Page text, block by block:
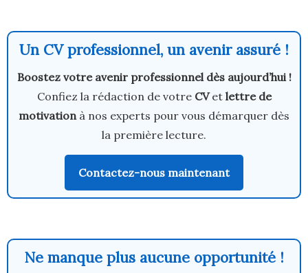
Un CV professionnel, un avenir assuré !
Boostez votre avenir professionnel dès aujourd’hui !
Confiez la rédaction de votre CVet lettre de
motivation à nos experts pour vous démarquer dès
la première lecture.
Contactez-nous maintenant
Ne manque plus aucune opportunité !